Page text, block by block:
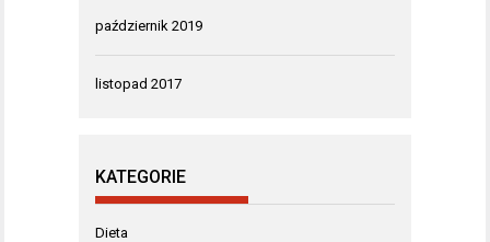
październik 2019
listopad 2017
KATEGORIE
Dieta